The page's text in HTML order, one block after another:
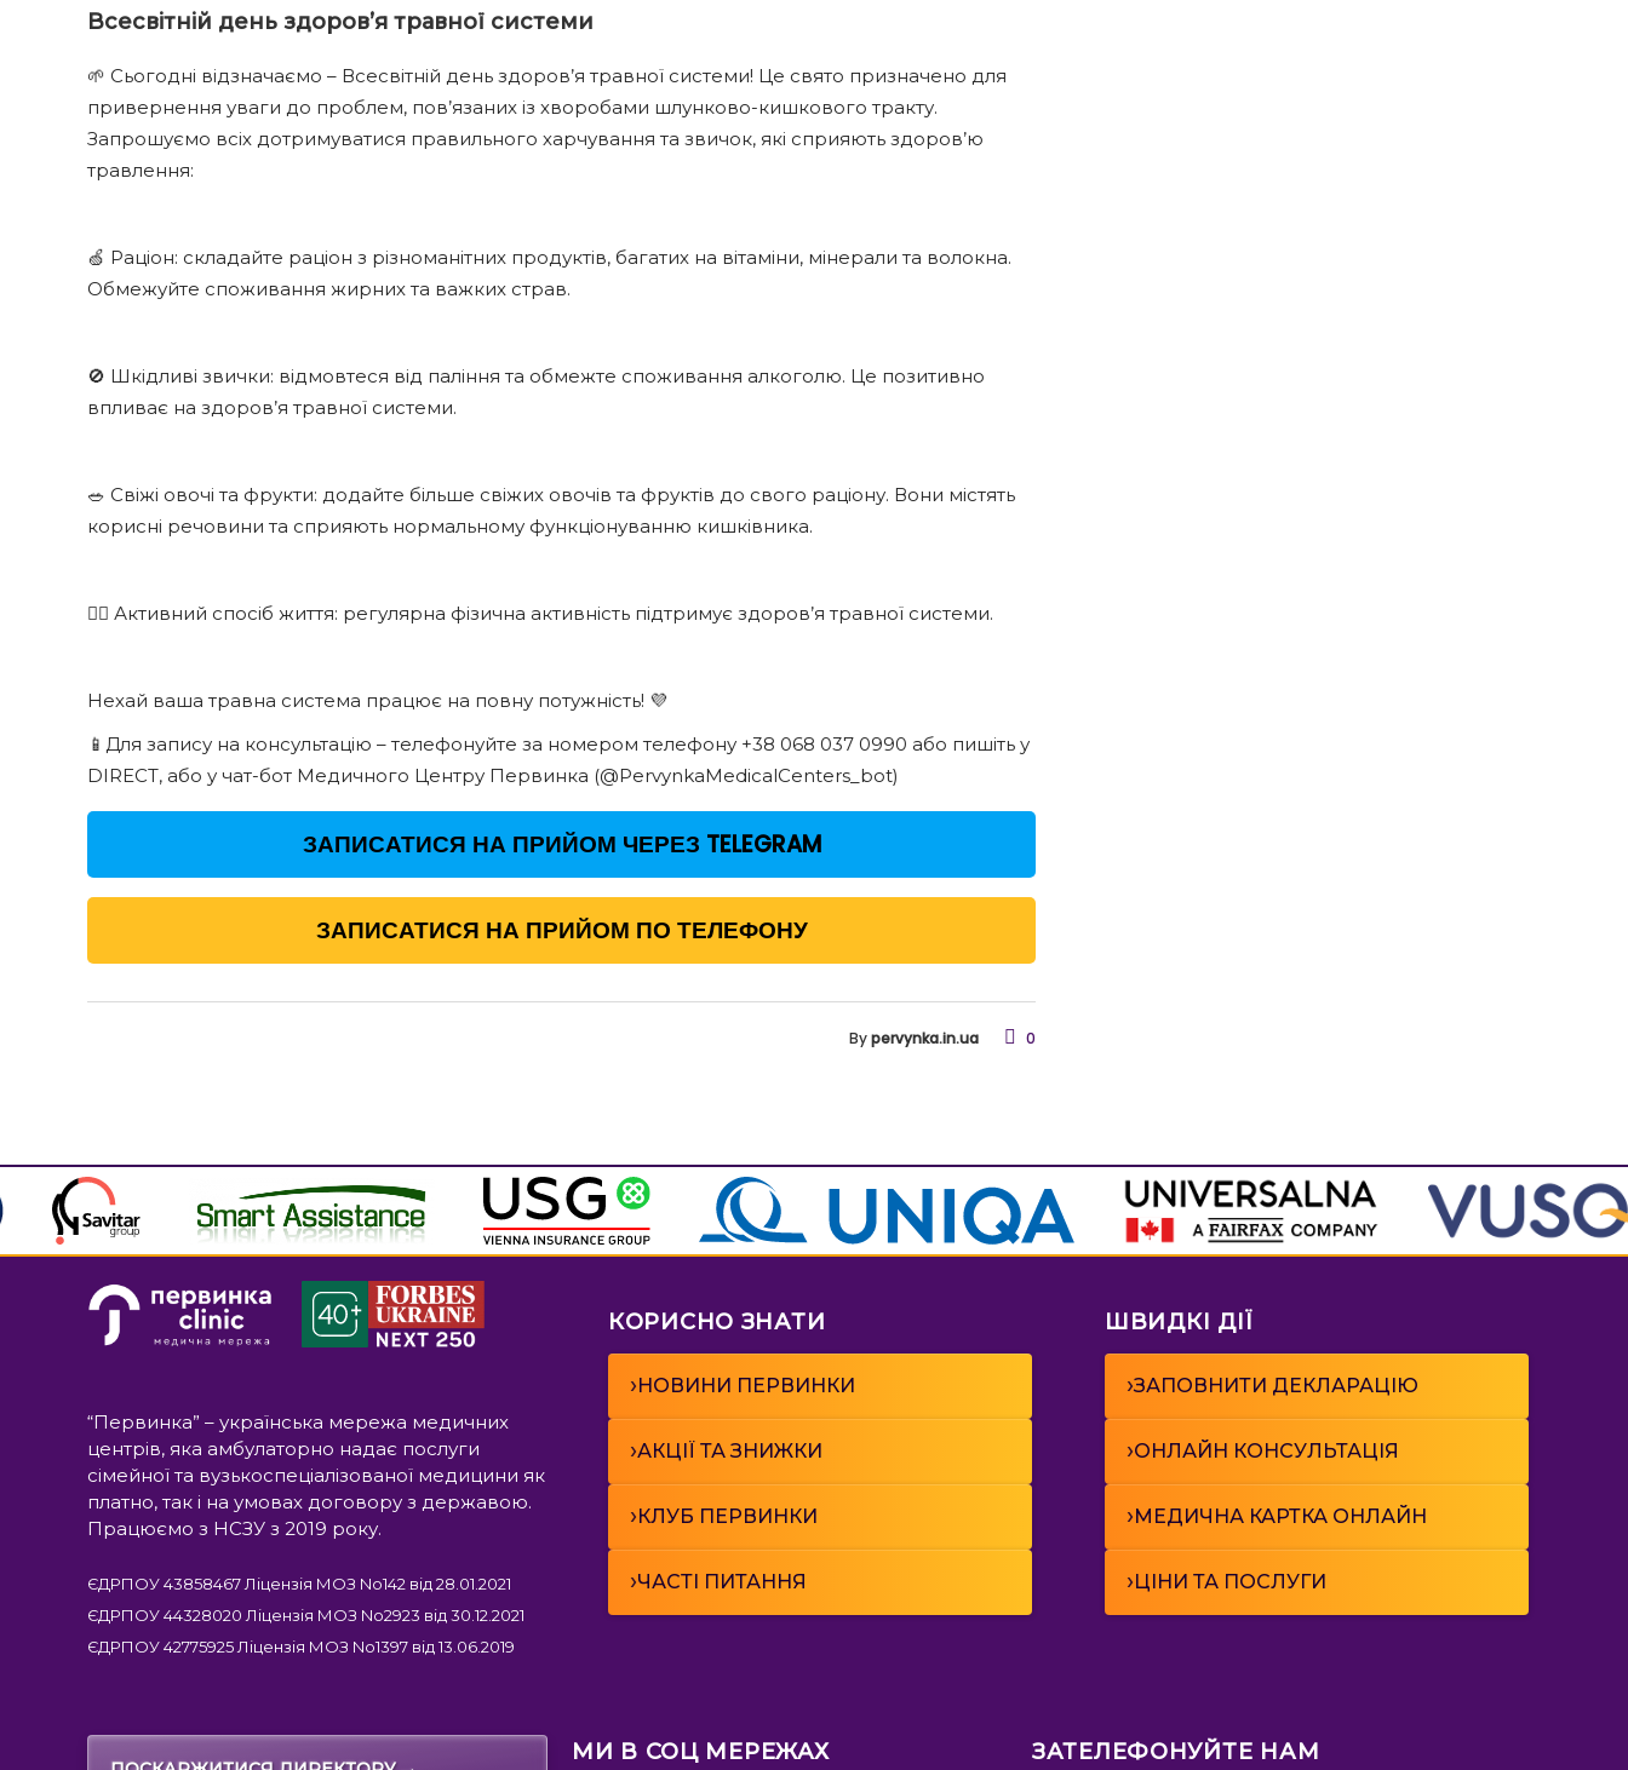
Всесвітній день здоров’я травної системи
🌱 Сьогодні відзначаємо – Всесвітній день здоров’я травної системи! Це свято призначено для
привернення уваги до проблем, пов’язаних із хворобами шлунково-кишкового тракту.
Запрошуємо всіх дотримуватися правильного харчування та звичок, які сприяють здоров’ю
травлення:
🍏 Раціон: складайте раціон з різноманітних продуктів, багатих на вітаміни, мінерали та волокна.
Обмежуйте споживання жирних та важких страв.
🚫 Шкідливі звички: відмовтеся від паління та обмежте споживання алкоголю. Це позитивно
впливає на здоров’я травної системи.
🥗 Свіжі овочі та фрукти: додайте більше свіжих овочів та фруктів до свого раціону. Вони містять
корисні речовини та сприяють нормальному функціонуванню кишківника.
🚶‍♀️ Активний спосіб життя: регулярна фізична активність підтримує здоров’я травної системи.
Нехай ваша травна система працює на повну потужність! 💜
📱Для запису на консультацію – телефонуйте за номером телефону +38 068 037 0990 або пишіть у
DIRECT, або у чат-бот Медичного Центру Первинка (@PervynkaMedicalCenters_bot)
ЗАПИСАТИСЯ НА ПРИЙОМ ЧЕРЕЗ TELEGRAM
ЗАПИСАТИСЯ НА ПРИЙОМ ПО ТЕЛЕФОНУ
Bypervynka.in.ua 0
“Первинка” – українська мережа медичних
центрів, яка амбулаторно надає послуги
сімейної та вузькоспеціалізованої медицини як
платно, так і на умовах договору з державою.
Працюємо з НСЗУ з 2019 року.
ЄДРПОУ 43858467 Ліцензія МОЗ No142 від 28.01.2021
ЄДРПОУ 44328020 Ліцензія МОЗ No2923 від 30.12.2021
ЄДРПОУ 42775925 Ліцензія МОЗ No1397 від 13.06.2019
КОРИСНО ЗНАТИ
› НОВИНИ ПЕРВИНКИ
›АКЦІЇ ТА ЗНИЖКИ
› КЛУБ ПЕРВИНКИ
›ЧАСТІ ПИТАННЯ
ШВИДКІ ДІЇ
›ЗАПОВНИТИ ДЕКЛАРАЦІЮ
›ОНЛАЙН КОНСУЛЬТАЦІЯ
› МЕДИЧНА КАРТКА ОНЛАЙН
› ЦІНИ ТА ПОСЛУГИ
МИ В СОЦ МЕРЕЖАХ ЗАТЕЛЕФОНУЙТЕ НАМ